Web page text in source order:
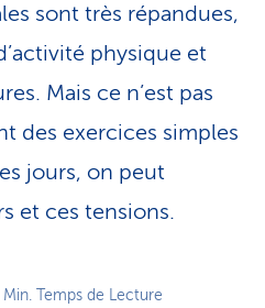
sont très répandues,
physique et
Mais ce n’est pas
des exercices simples
jours, on peut
et ces tensions.
Min. Temps de Lecture